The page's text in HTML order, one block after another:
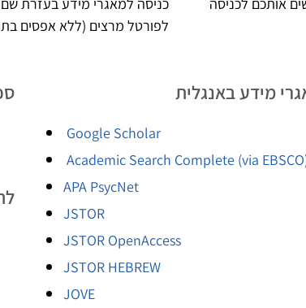
אותכם לכניסה
כניסה למאגרי מידע בעזרת
לפורטל מרצים (ללא אפסים
מידע באנגלית
Google Scholar
Academic Search Complete (via
APA PsycNet
JSTOR
JSTOR OpenAccess
JSTOR HEBREW
JOVE